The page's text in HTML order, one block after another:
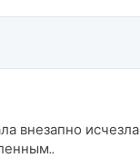
внезапно